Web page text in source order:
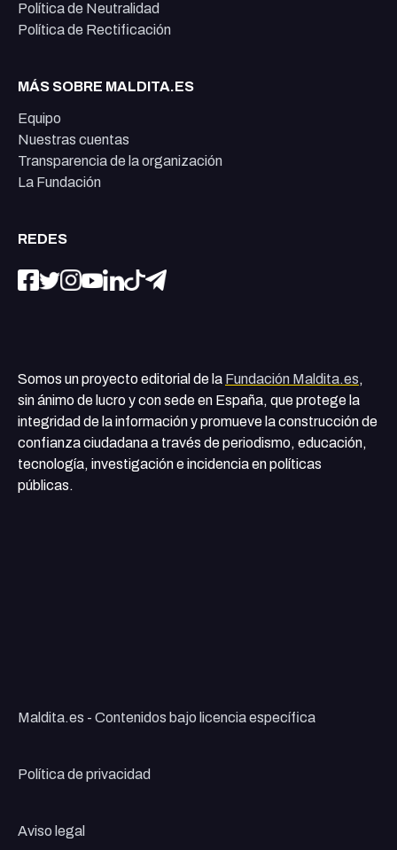
Política de Neutralidad
Política de Rectificación
MÁS SOBRE MALDITA.ES
Equipo
Nuestras cuentas
Transparencia de la organización
La Fundación
REDES
Somos un proyecto editorial de la Fundación Maldita.es,
sin ánimo de lucro y con sede en España, que protege la
integridad de la información y promueve la construcción de
confianza ciudadana a través de periodismo, educación,
tecnología, investigación e incidencia en políticas
públicas.
Maldita.es - Contenidos bajo licencia específica
Política de privacidad
Aviso legal